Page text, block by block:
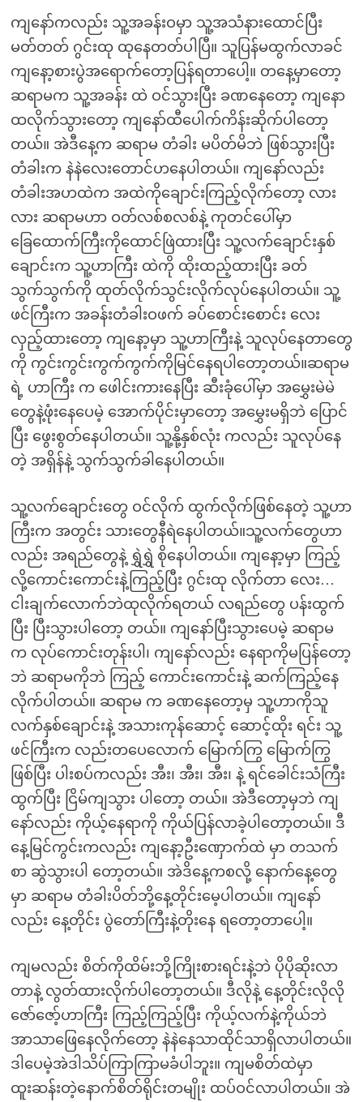
ကျနော်ကလည်း သူ့အခန်းဝမှာ သူ့အသံနားထောင်ပြီး
မတ်တတ် ဂွင်းထု ထုနေတတ်ပါပြီ။ သူပြန်မထွက်လာခင်
ကျနော့စားပွဲအရောက်တော့ပြန်ရတာပေါ့။ တနေ့မှာတော့
ဆရာမက သူ့အခန်း ထဲ ဝင်သွားပြီး ခဏနေတော့ ကျနော
ထလိုက်သွားတော့ ကျနော်ထီပေါက်ကိန်းဆိုက်ပါတော့
တယ်။ အဲဒီနေ့က ဆရာမ တံခါး မပိတ်မိဘဲ ဖြစ်သွားပြီး
တံခါးက နဲနဲလေးတောင်ဟနေပါတယ်။ ကျနော်လည်း
တံခါးအဟထဲက အထဲကိုချောင်းကြည့်လိုက်တော့ လား
လား ဆရာမဟာ ဝတ်လစ်စလစ်နဲ့ ကုတင်ပေါ်မှာ
ခြေထောက်ကြီးကိုထောင်ဖြဲထားပြီး သူ့လက်ချောင်းနှစ်
ချောင်းက သူ့ဟာကြီး ထဲကို ထိုးထည့်ထားပြီး ခတ်
သွက်သွက်ကို ထုတ်လိုက်သွင်းလိုက်လုပ်နေပါတယ်။ သူ့
ဖင်ကြီးက အခန်းတံခါးဝဖက် ခပ်စောင်းစောင်း လေး
လှည့်ထားတော့ ကျနော့မှာ သူ့ဟာကြီးနဲ့ သူလုပ်နေတာတွေ
ကို ကွင်းကွင်းကွက်ကွက်ကိုမြင်နေရပါတော့တယ်။ဆရာမ
ရဲ့ ဟာကြီး က ဖေါင်းကားနေပြီး ဆီးခုံပေါ်မှာ အမွှေးမဲမဲ
တွေနဲ့ဖုံးနေပေမဲ့ အောက်ပိုင်းမှာတော့ အမွှေးမရှိဘဲ ပြောင်
ပြီး ဖွေးစွတ်နေပါတယ်။ သူ့နို့နှစ်လုံး ကလည်း သူလုပ်နေ
တဲ့ အရှိန်နဲ့ သွက်သွက်ခါနေပါတယ်။
သူ့လက်ချောင်းတွေ ဝင်လိုက် ထွက်လိုက်ဖြစ်နေတဲ့ သူ့ဟာ
ကြီးက အတွင်း သားတွေနီရဲနေပါတယ်။သူ့လက်တွေဟာ
လည်း အရည်တွေနဲ့ ရွှဲရွှဲ စိုနေပါတယ်။ ကျနော့မှာ ကြည့်
လို့ကောင်းကောင်းနဲ့ကြည့်ပြီး ဂွင်းထု လိုက်တာ လေး…
ငါးချက်လောက်ဘဲထုလိုက်ရတယ် လရည်တွေ ပန်းထွက်
ပြီး ပြီးသွားပါတော့ တယ်။ ကျနော်ပြီးသွားပေမဲ့ ဆရာမ
က လုပ်ကောင်းတုန်းပါ၊ ကျနော်လည်း နေရာကိုမပြန်တော့
ဘဲ ဆရာမကိုဘဲ ကြည့် ကောင်းကောင်းနဲ့ ဆက်ကြည့်နေ
လိုက်ပါတယ်။ ဆရာမ က ခဏနေတော့မှ သူ့ဟာကိုသူ
လက်နှစ်ချောင်းနဲ့ အသားကုန်ဆောင့် ဆောင့်ထိုး ရင်း သူ့
ဖင်ကြီးက လည်းတပေလောက် မြောက်ကြွ မြောက်ကြွ
ဖြစ်ပြီး ပါးစပ်ကလည်း အီး၊ အီး၊ အီး၊ နဲ့ ရင်ခေါင်းသံကြီး
ထွက်ပြီး ငြိမ်ကျသွား ပါတော့ တယ်။ အဲဒီတော့မှဘဲ ကျ
နော်လည်း ကိုယ့်နေရာကို ကိုယ်ပြန်လာခဲ့ပါတော့တယ်။ ဒီ
နေ့မြင်ကွင်းကလည်း ကျနော့ဦးဏှောက်ထဲ မှာ တသက်
စာ ဆွဲသွားပါ တော့တယ်။ အဲဒိနေ့ကစလို့ နောက်နေ့တွေ
မှာ ဆရာမ တံခါးပိတ်ဘို့နေ့တိုင်းမေ့ပါတယ်။ ကျနော်
လည်း နေ့တိုင်း ပွဲတော်ကြီးနဲ့တိုးနေ ရတော့တာပေါ့။
ကျမလည်း စိတ်ကိုထိမ်းဘို့ကြိုးစားရင်းနဲ့ဘဲ ပိုပိုဆိုးလာ
တာနဲ့ လွတ်ထားလိုက်ပါတော့တယ်။ ဒီလိုနဲ့ နေ့တိုင်းလိုလို
ဇော်ဇော့်ဟာကြီး ကြည့်ကြည့်ပြီး ကိုယ့်လက်နဲ့ကိုယ်ဘဲ
အာသာဖြေနေလိုက်တော့ နဲနဲနေသာထိုင်သာရှိလာပါတယ်။
ဒါပေမဲ့အဲဒါသိပ်ကြာကြာမခံပါဘူး။ ကျမစိတ်ထဲမှာ
ထူးဆန်းတဲ့နောက်စိတ်ရိုင်းတမျိုး ထပ်ဝင်လာပါတယ်။ အဲ